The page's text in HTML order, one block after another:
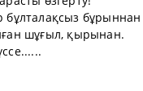
бұлталақсыз бұрыннан
шұғыл, қырынан.